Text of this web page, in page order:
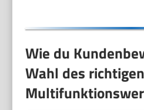
Wie du
Wahl des richtigen